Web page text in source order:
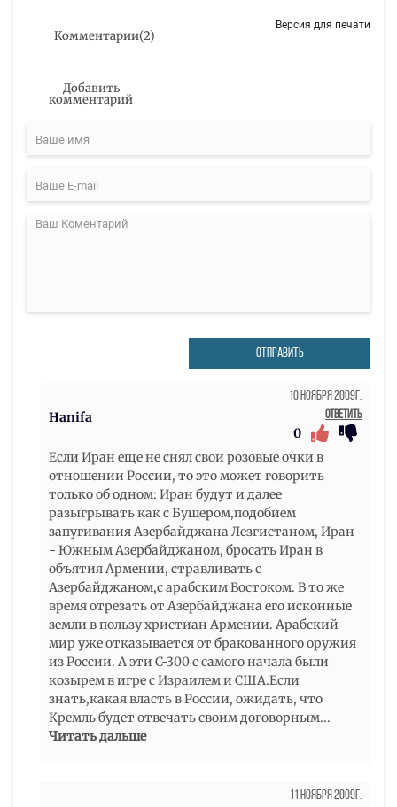
Комментарии(2)
Версия для печати
Добавить
комментарий
ОТПРАВИТЬ
Hanifa
10 Ноября 2009г.
Ответить
0
Если Иран еще не снял свои розовые очки в
отношении России, то это может говорить
только об одном: Иран будут и далее
разыгрывать как с Бушером,подобием
запугивания Азербайджана Лезгистаном, Иран
- Южным Азербайджаном, бросать Иран в
объятия Армении, стравливать с
Азербайджаном,с арабским Востоком. В то же
время отрезать от Азербайджана его исконные
земли в пользу христиан Армении. Арабский
мир уже отказывается от бракованного оружия
из России. А эти С-300 с самого начала были
козырем в игре с Израилем и США.Если
знать,какая власть в России, ожидать, что
Кремль будет отвечать своим договорным...
Читать дальше
11 Ноября 2009г.